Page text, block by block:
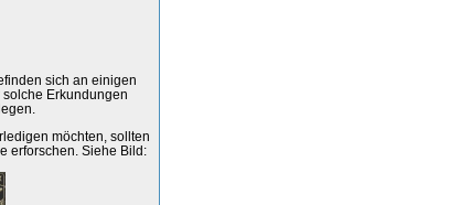
sich an einigen
Erkundungen
möchten, sollten
erforschen. Siehe Bild: